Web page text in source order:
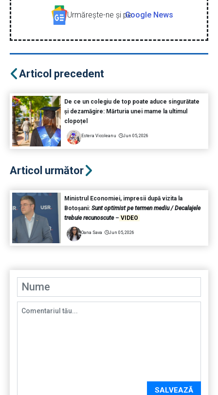
Urmăreşte-ne şi peGoogle News
Articol precedent
De ce un colegiu de top poate aduce singurătate
și dezamăgire: Mărturia unei mame la ultimul
clopoțel
Estera Vicoleanu Jun 05, 2026
Articol următor
Ministrul Economiei, impresii după vizita la
Botoșani: Sunt optimist pe termen mediu / Decalajele
trebuie recunoscute – VIDEO
Oana Sava Jun 05, 2026
SALVEAZĂ